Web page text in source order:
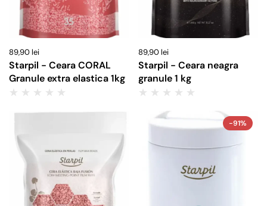
89,90 lei
Starpil - Ceara CORAL
Granule extra elastica 1kg
89,90 lei
Starpil - Ceara neagra
granule 1 kg
-91%